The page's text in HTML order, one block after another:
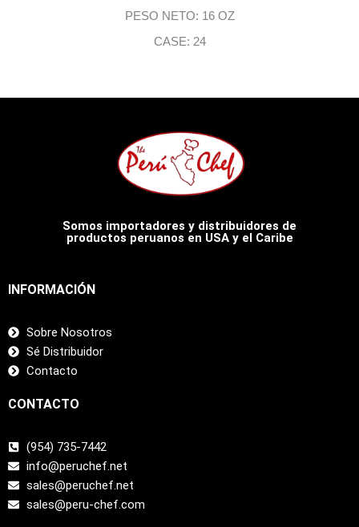
PESO NETO: 16 OZ
CASE: 24
Somos importadores y distribuidores de
productos peruanos en USA y el Caribe
INFORMACIÓN
Sobre Nosotros
Sé Distribuidor
Contacto
CONTACTO
(954) 735-7442
info@peruchef.net
sales@peruchef.net
sales@peru-chef.com